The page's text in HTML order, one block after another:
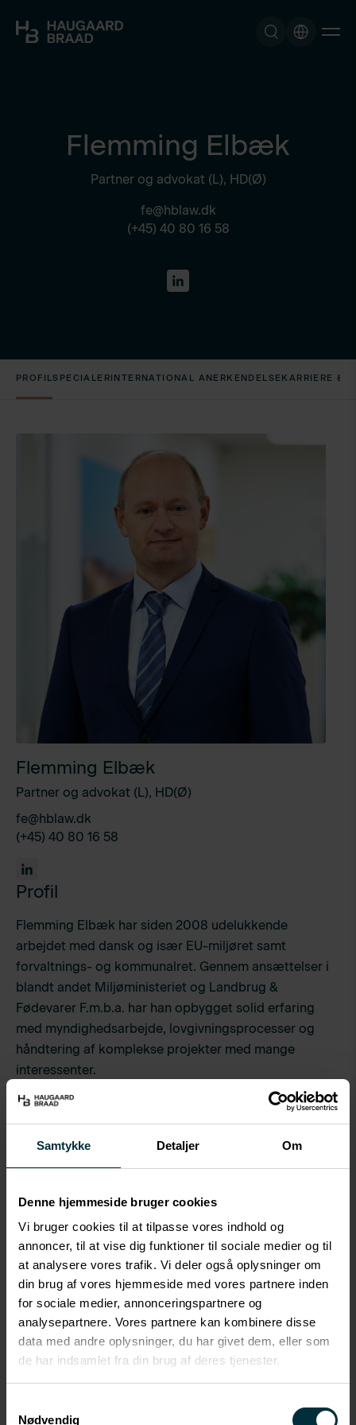
Samtykke Detaljer Om
Denne hjemmeside bruger cookies
Vi bruger cookies til at tilpasse vores indhold og
annoncer, til at vise dig funktioner til sociale medier og til
at analysere vores trafik. Vi deler også oplysninger om
din brug af vores hjemmeside med vores partnere inden
for sociale medier, annonceringspartnere og
analysepartnere. Vores partnere kan kombinere disse
data med andre oplysninger, du har givet dem, eller som
de har indsamlet fra din brug af deres tjenester.
Nødvendig
Flemming Elbæk
Partner og advokat (L), HD(Ø)
fe@hblaw.dk
(+45) 40 80 16 58
PROFILSPECIALERINTERNATIONAL ANERKENDELSE KARRIERE &
Flemming Elbæk
Partner og advokat (L), HD(Ø)
fe@hblaw.dk
(+45) 40 80 16 58
Profil
Flemming Elbæk har siden 2008 udelukkende
arbejdet med dansk og især EU-miljøret samt
forvaltnings- og kommunalret. Gennem ansættelser i
blandt andet Miljøministeriet og Landbrug &
Fødevarer F.m.b.a. har han opbygget solid erfaring
med myndighedsarbejde, lovgivningsprocesser og
håndtering af komplekse projekter med mange
interessenter.
Siden 2014 har Flemming været en del af
HaugaardBraad, hvor han rådgiver om en række
juridiske aspekter i forbindelse med gennemførelse af
store infrastruktur- og udviklingsprojekter for statslige
selskaber samt store private virksomheder.
Hans arbejde omfatter særligt rådgivning ved
komplekse miljøvurderingsprocesser, som involverer
SMV-direktivet, VVM-direktivet, habitatdirektivet og
vandrammedirektivet. Flemming bistår også offentlige
myndigheder og større virksomheder med juridisk
rådgivning inden for grøn energi, miljøgodkendelser
og jordforureningsspørgsmål.